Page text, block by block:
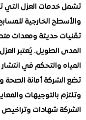
العزل التي تقدمها
الخارجية للمسابح. يتم
حديثة ومعدات متطورة
يُعتبر العزل
في انتشار الجراثيم
أمانة الصحة وسلامة
بالتوجيهات والمعايير
شهادات وتراخيص رسمية